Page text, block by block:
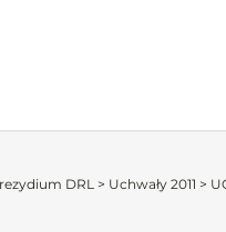
DRL > Uchwały 2011 >